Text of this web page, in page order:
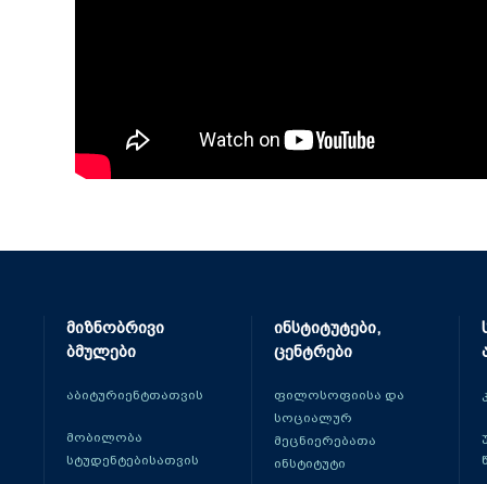
მიზნობრივი
ბმულები
აბიტურიენტთათვის
მობილობა
სტუდენტებისათვის
ინსტიტუტები,
ცენტრები
ფილოსოფიისა და
სოციალურ
მეცნიერებათა
ინსტიტუტი